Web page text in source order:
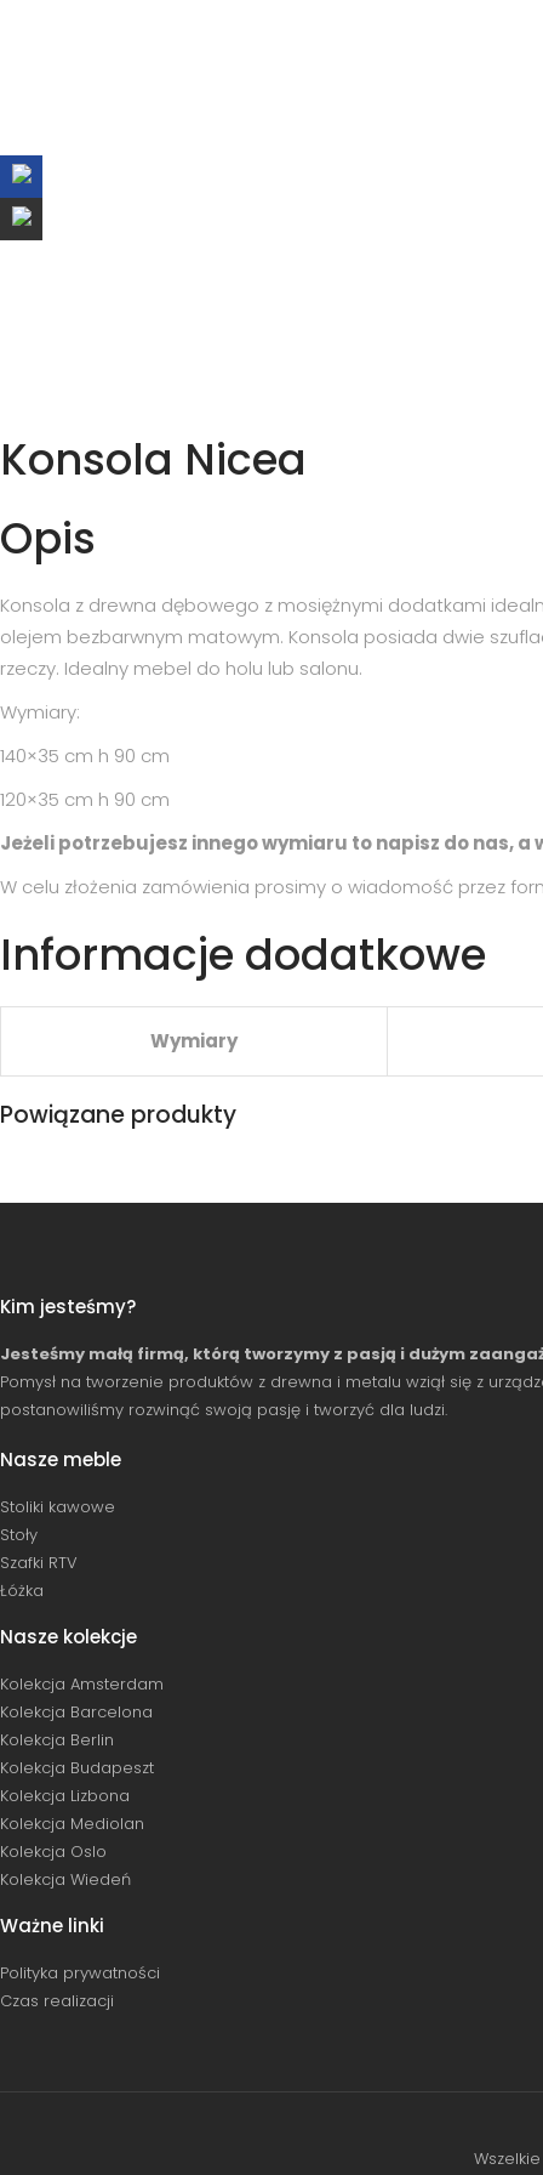
Konsola Nicea
Opis
Konsola z drewna dębowego z mosiężnymi dodatkami
olejem bezbarwnym matowym. Konsola posiada dwie
rzeczy. Idealny mebel do holu lub salonu.
Wymiary:
140×35 cm h 90 cm
120×35 cm h 90 cm
Jeżeli potrzebujesz innego wymiaru to napisz do nas,
W celu złożenia zamówienia prosimy o wiadomość przez
Informacje dodatkowe
Wymiary
Powiązane produkty
Kim jesteśmy?
Jesteśmy małą firmą, którą tworzymy z pasją i dużym
Pomysł na tworzenie produktów z drewna i metalu wziął się z
postanowiliśmy rozwinąć swoją pasję i tworzyć dla ludzi.
Nasze meble
Stoliki kawowe
Stoły
Szafki RTV
Łóżka
Nasze kolekcje
Kolekcja Amsterdam
Kolekcja Barcelona
Kolekcja Berlin
Kolekcja Budapeszt
Kolekcja Lizbona
Kolekcja Mediolan
Kolekcja Oslo
Kolekcja Wiedeń
Ważne linki
Polityka prywatności
Czas realizacji